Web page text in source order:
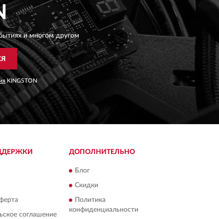
и многом другом
KINGSTON
соглашение
ДОПОЛНИТЕЛЬНО
Блог
Скидки
Политика
конфиденциальности